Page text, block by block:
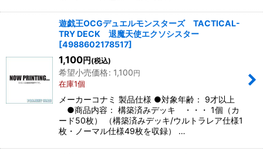
遊戯王OCGデュエルモンスターズ TACTICAL-
TRY DECK 退魔天使エクソシスター
[4988602178517]
1,100円 (税込)
希望小売価格: 1,100円
在庫1個
メーカーコナミ 製品仕様 ●対象年齢： 9才以上
●商品内容： 構築済みデッキ ・・・ 1個（カ
ード50枚） （構築済みデッキ/ウルトラレア仕様1
枚・ノーマル仕様49枚を収録） …